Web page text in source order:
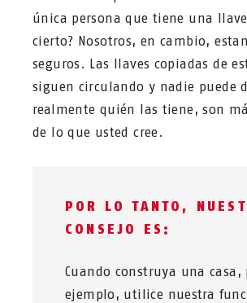
única persona que tiene una
cierto? Nosotros, en cambio,
seguros. Las llaves copiadas de
siguen circulando y nadie puede
realmente quién las tiene, son
de lo que usted cree.
POR LO TANTO,
CONSEJO ES:
Cuando construya una casa,
ejemplo, utilice nuestra